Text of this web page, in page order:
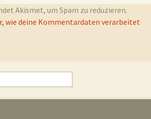
Akismet, um Spam zu reduzieren.
wie deine Kommentardaten verarbeitet